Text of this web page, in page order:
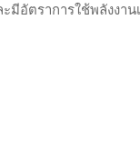
มีอัตราการใช้พลังงาน